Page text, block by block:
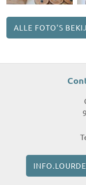
ALLE FOTO'S